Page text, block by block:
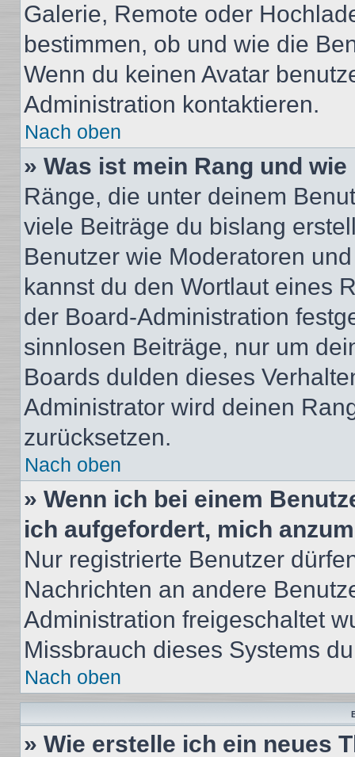
Galerie, Remote oder
bestimmen, ob und wie die
Wenn du keinen Avatar
Administration kontaktieren.
Nach oben
» Was ist mein Rang und
Ränge, die unter deinem
viele Beiträge du bislang
Benutzer wie Moderatoren
kannst du den Wortlaut eines
der Board-Administration
sinnlosen Beiträge, nur um
Boards dulden dieses
Administrator wird deinen
zurücksetzen.
Nach oben
» Wenn ich bei einem
ich aufgefordert, mich
Nur registrierte Benutzer
Nachrichten an andere
Administration freigeschaltet
Missbrauch dieses Systems
Nach oben
» Wie erstelle ich ein neues